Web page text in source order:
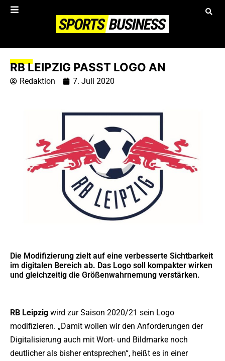
RB LEIPZIG PASST LOGO AN
Redaktion 7. Juli 2020
Die Modifizierung zielt auf eine verbesserte Sichtbarkeit
im digitalen Bereich ab. Das Logo soll kompakter wirken
und gleichzeitig die Größenwahrnemung verstärken.
RB Leipzig wird zur Saison 2020/21 sein Logo
modifizieren. „Damit wollen wir den Anforderungen der
Digitalisierung auch mit Wort- und Bildmarke noch
deutlicher als bisher entsprechen“, heißt es in einer